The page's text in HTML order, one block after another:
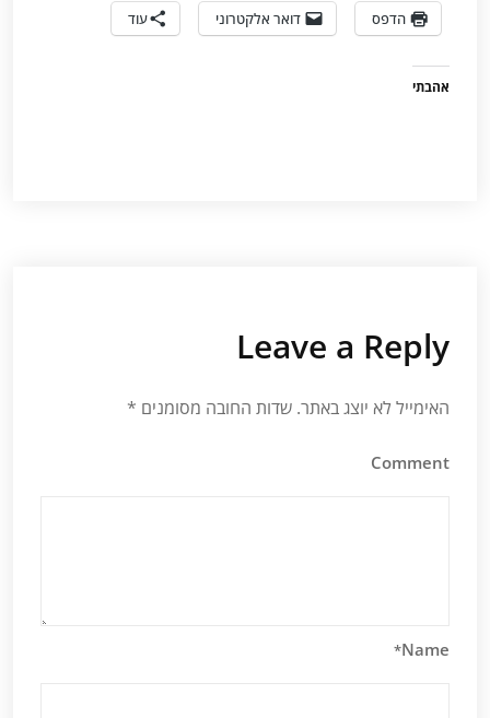
הדפס דואר אלקטרוני עוד
אהבתי
Leave a Reply
האימייל לא יוצג באתר. שדות החובה מסומנים *
Comment
Name
*